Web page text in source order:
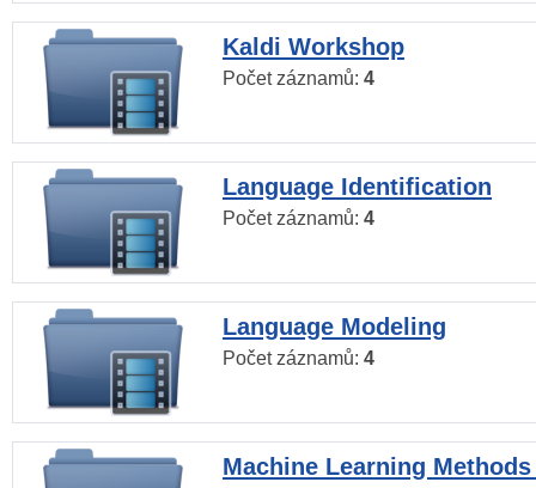
Kaldi Workshop
Počet záznamů: 4
Language Identification
Počet záznamů: 4
Language Modeling
Počet záznamů: 4
Machine Learning